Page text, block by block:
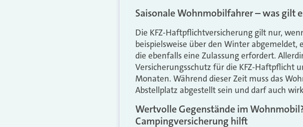
Saisonale Wohnmobilfahrer – was gilt
Die KFZ-Haftpflichtversicherung gilt nur,
beispielsweise über den Winter
die ebenfalls eine Zulassung erfordert.
Versicherungsschutz für die KFZ-Haftpflicht
Monaten. Während dieser Zeit muss das
Abstellplatz abgestellt sein und darf auch
Wertvolle Gegenstände im
Campingversicherung hilft